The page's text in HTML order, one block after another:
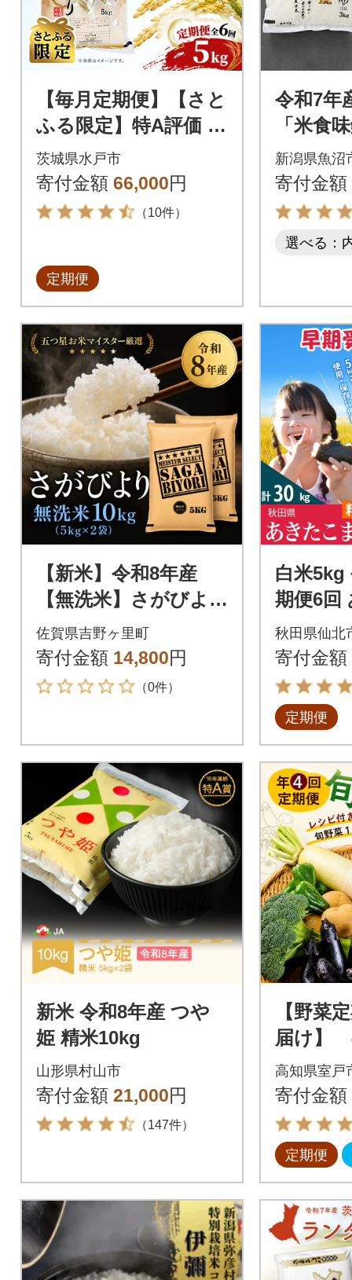
【毎月定期便】【さと
ふる限定】特A評価 茨
城産 コシヒカリ お米
5kg×全6回(米 計30kg)
茨城県水戸市
寄付金額 66,000円
（10件）
定期便
令和7年
「米食
選」魚
リ
新潟県魚沼
寄付金額
選べる：
【新米】令和8年産
【無洗米】さがびよ
り 10kg(5kg×2袋)【先
行受付】(吉野ヶ里町)
佐賀県吉野ヶ里町
寄付金額 14,800円
（0件）
白米5kg
期便6回
5kg 匠
6
秋田県仙北
寄付金額
定期便
新米 令和8年産 つや
姫 精米10kg
山形県村山市
寄付金額 21,000円
（147件）
【野菜
届け】
野菜詰
品 レシ
冬の野
高知県室戸
寄付金額
定期便